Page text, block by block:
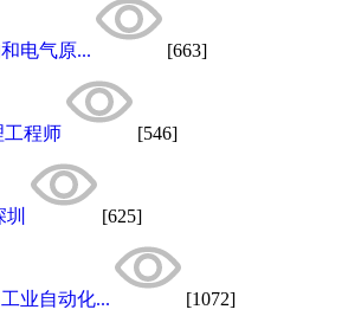
电气原... [663]
工程师 [546]
[625]
业自动化... [1072]